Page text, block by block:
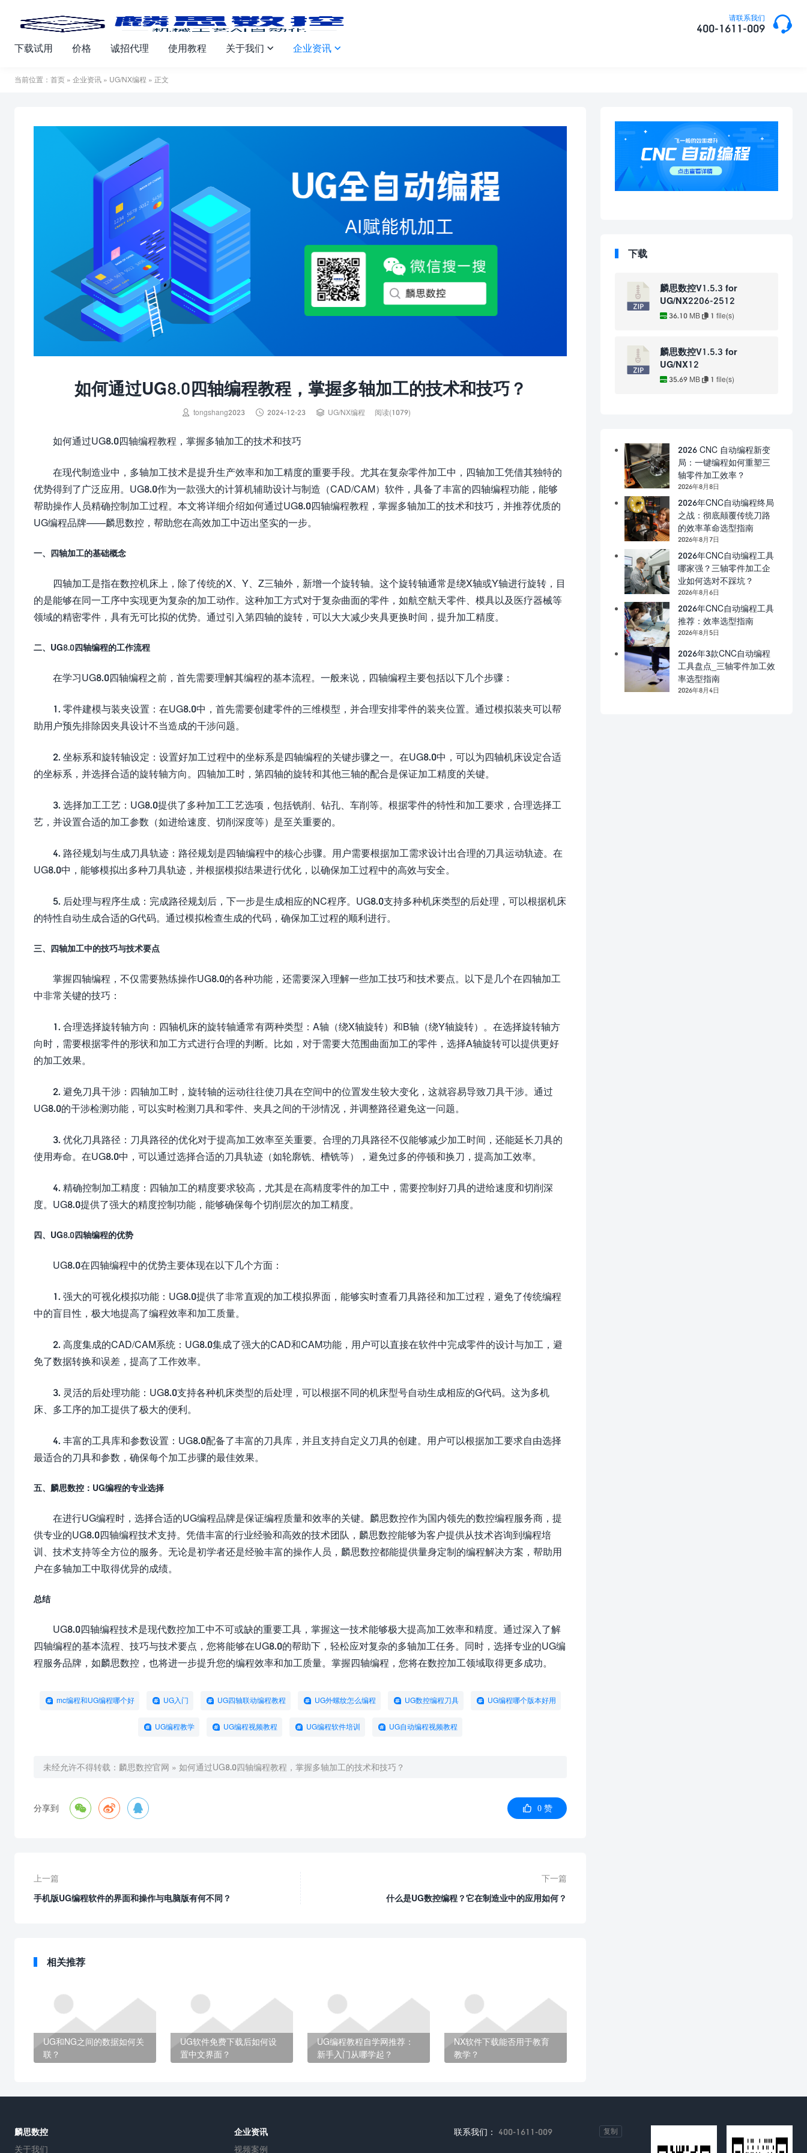
请联系我们
400-1611-009 
下载试用 价格 诚招代理 使用教程 关于我们  企业资讯 
当前位置： 首页 » 企业资讯 » UG/NX编程 » 正文
如何通过UG8.0四轴编程教程，掌握多轴加工的技术和技巧？
 tongshang2023  2024-12-23  UG/NX编程 阅读(1079)
如何通过UG8.0四轴编程教程，掌握多轴加工的技术和技巧
在现代制造业中，多轴加工技术是提升生产效率和加工精度的重要手段。尤其在复杂零件加工中，四轴加工凭借其独特的
优势得到了广泛应用。UG8.0作为一款强大的计算机辅助设计与制造（CAD/CAM）软件，具备了丰富的四轴编程功能，能够
帮助操作人员精确控制加工过程。本文将详细介绍如何通过UG8.0四轴编程教程，掌握多轴加工的技术和技巧，并推荐优质的
UG编程品牌——麟思数控，帮助您在高效加工中迈出坚实的一步。
一、四轴加工的基础概念
四轴加工是指在数控机床上，除了传统的X、Y、Z三轴外，新增一个旋转轴。这个旋转轴通常是绕X轴或Y轴进行旋转，目
的是能够在同一工序中实现更为复杂的加工动作。这种加工方式对于复杂曲面的零件，如航空航天零件、模具以及医疗器械等
领域的精密零件，具有无可比拟的优势。通过引入第四轴的旋转，可以大大减少夹具更换时间，提升加工精度。
二、UG8.0四轴编程的工作流程
在学习UG8.0四轴编程之前，首先需要理解其编程的基本流程。一般来说，四轴编程主要包括以下几个步骤：
1. 零件建模与装夹设置：在UG8.0中，首先需要创建零件的三维模型，并合理安排零件的装夹位置。通过模拟装夹可以帮
助用户预先排除因夹具设计不当造成的干涉问题。
2. 坐标系和旋转轴设定：设置好加工过程中的坐标系是四轴编程的关键步骤之一。在UG8.0中，可以为四轴机床设定合适
的坐标系，并选择合适的旋转轴方向。四轴加工时，第四轴的旋转和其他三轴的配合是保证加工精度的关键。
3. 选择加工工艺：UG8.0提供了多种加工工艺选项，包括铣削、钻孔、车削等。根据零件的特性和加工要求，合理选择工
艺，并设置合适的加工参数（如进给速度、切削深度等）是至关重要的。
4. 路径规划与生成刀具轨迹：路径规划是四轴编程中的核心步骤。用户需要根据加工需求设计出合理的刀具运动轨迹。在
UG8.0中，能够模拟出多种刀具轨迹，并根据模拟结果进行优化，以确保加工过程中的高效与安全。
5. 后处理与程序生成：完成路径规划后，下一步是生成相应的NC程序。UG8.0支持多种机床类型的后处理，可以根据机床
的特性自动生成合适的G代码。通过模拟检查生成的代码，确保加工过程的顺利进行。
三、四轴加工中的技巧与技术要点
掌握四轴编程，不仅需要熟练操作UG8.0的各种功能，还需要深入理解一些加工技巧和技术要点。以下是几个在四轴加工
中非常关键的技巧：
1. 合理选择旋转轴方向：四轴机床的旋转轴通常有两种类型：A轴（绕X轴旋转）和B轴（绕Y轴旋转）。在选择旋转轴方
向时，需要根据零件的形状和加工方式进行合理的判断。比如，对于需要大范围曲面加工的零件，选择A轴旋转可以提供更好
的加工效果。
2. 避免刀具干涉：四轴加工时，旋转轴的运动往往使刀具在空间中的位置发生较大变化，这就容易导致刀具干涉。通过
UG8.0的干涉检测功能，可以实时检测刀具和零件、夹具之间的干涉情况，并调整路径避免这一问题。
3. 优化刀具路径：刀具路径的优化对于提高加工效率至关重要。合理的刀具路径不仅能够减少加工时间，还能延长刀具的
使用寿命。在UG8.0中，可以通过选择合适的刀具轨迹（如轮廓铣、槽铣等），避免过多的停顿和换刀，提高加工效率。
4. 精确控制加工精度：四轴加工的精度要求较高，尤其是在高精度零件的加工中，需要控制好刀具的进给速度和切削深
度。UG8.0提供了强大的精度控制功能，能够确保每个切削层次的加工精度。
四、UG8.0四轴编程的优势
UG8.0在四轴编程中的优势主要体现在以下几个方面：
1. 强大的可视化模拟功能：UG8.0提供了非常直观的加工模拟界面，能够实时查看刀具路径和加工过程，避免了传统编程
中的盲目性，极大地提高了编程效率和加工质量。
2. 高度集成的CAD/CAM系统：UG8.0集成了强大的CAD和CAM功能，用户可以直接在软件中完成零件的设计与加工，避
免了数据转换和误差，提高了工作效率。
3. 灵活的后处理功能：UG8.0支持各种机床类型的后处理，可以根据不同的机床型号自动生成相应的G代码。这为多机
床、多工序的加工提供了极大的便利。
4. 丰富的工具库和参数设置：UG8.0配备了丰富的刀具库，并且支持自定义刀具的创建。用户可以根据加工要求自由选择
最适合的刀具和参数，确保每个加工步骤的最佳效果。
五、麟思数控：UG编程的专业选择
在进行UG编程时，选择合适的UG编程品牌是保证编程质量和效率的关键。麟思数控作为国内领先的数控编程服务商，提
供专业的UG8.0四轴编程技术支持。凭借丰富的行业经验和高效的技术团队，麟思数控能够为客户提供从技术咨询到编程培
训、技术支持等全方位的服务。无论是初学者还是经验丰富的操作人员，麟思数控都能提供量身定制的编程解决方案，帮助用
户在多轴加工中取得优异的成绩。
总结
UG8.0四轴编程技术是现代数控加工中不可或缺的重要工具，掌握这一技术能够极大提高加工效率和精度。通过深入了解
四轴编程的基本流程、技巧与技术要点，您将能够在UG8.0的帮助下，轻松应对复杂的多轴加工任务。同时，选择专业的UG编
程服务品牌，如麟思数控，也将进一步提升您的编程效率和加工质量。掌握四轴编程，您将在数控加工领域取得更多成功。
mc编程和UG编程哪个好 UG入门 UG四轴联动编程教程 UG外螺纹怎么编程 UG数控编程刀具 UG编程哪个版本好用
UG编程教学 UG编程视频教程 UG编程软件培训 UG自动编程视频教程
未经允许不得转载： 麟思数控官网 » 如何通过UG8.0四轴编程教程，掌握多轴加工的技术和技巧？
分享到     0 赞
上一篇
手机版UG编程软件的界面和操作与电脑版有何不同？
下一篇
什么是UG数控编程？它在制造业中的应用如何？
相关推荐
UG和NG之间的数据如何关
联？
UG软件免费下载后如何设
置中文界面？
UG编程教程自学网推荐：
新手入门从哪学起？
NX软件下载能否用于教育
教学？
下载
麟思数控V1.5.3 for
UG/NX2206-2512
36.10 MB 1 file(s)
麟思数控V1.5.3 for
UG/NX12
35.69 MB 1 file(s)
2026 CNC 自动编程新变
局：一键编程如何重塑三
轴零件加工效率？
2026年8月8日
2026年CNC自动编程终局
之战：彻底颠覆传统刀路
的效率革命选型指南
2026年8月7日
2026年CNC自动编程工具
哪家强？三轴零件加工企
业如何选对不踩坑？
2026年8月6日
2026年CNC自动编程工具
推荐：效率选型指南
2026年8月5日
2026年3款CNC自动编程
工具盘点_三轴零件加工效
率选型指南
2026年8月4日
麟思数控
关于我们
企业资讯
视频案例
联系我们： 400-1611-009 复制